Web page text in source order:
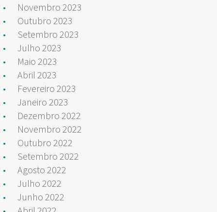
Novembro 2023
Outubro 2023
Setembro 2023
Julho 2023
Maio 2023
Abril 2023
Fevereiro 2023
Janeiro 2023
Dezembro 2022
Novembro 2022
Outubro 2022
Setembro 2022
Agosto 2022
Julho 2022
Junho 2022